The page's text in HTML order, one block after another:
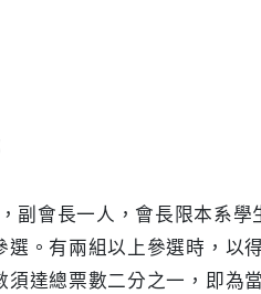
副會長一人，會長限本系學
有兩組以上參選時，以得
總票數二分之一，即為當